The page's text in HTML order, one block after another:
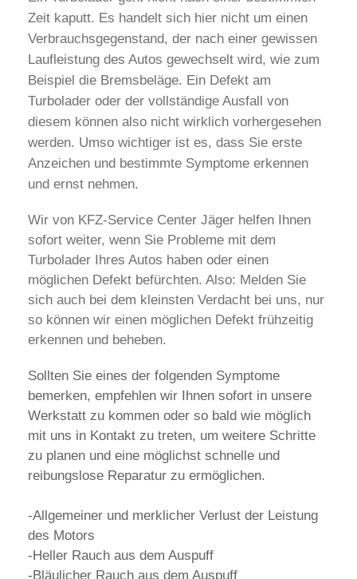
Zeit kaputt. Es handelt sich hier nicht um einen
Verbrauchsgegenstand, der nach einer gewissen
Laufleistung des Autos gewechselt wird, wie zum
Beispiel die Bremsbeläge. Ein Defekt am
Turbolader oder der vollständige Ausfall von
diesem können also nicht wirklich vorhergesehen
werden. Umso wichtiger ist es, dass Sie erste
Anzeichen und bestimmte Symptome erkennen
und ernst nehmen.
Wir von KFZ-Service Center Jäger helfen Ihnen
sofort weiter, wenn Sie Probleme mit dem
Turbolader Ihres Autos haben oder einen
möglichen Defekt befürchten. Also: Melden Sie
sich auch bei dem kleinsten Verdacht bei uns, nur
so können wir einen möglichen Defekt frühzeitig
erkennen und beheben.
Sollten Sie eines der folgenden Symptome
bemerken, empfehlen wir Ihnen sofort in unsere
Werkstatt zu kommen oder so bald wie möglich
mit uns in Kontakt zu treten, um weitere Schritte
zu planen und eine möglichst schnelle und
reibungslose Reparatur zu ermöglichen.
-Allgemeiner und merklicher Verlust der Leistung
des Motors
-Heller Rauch aus dem Auspuff
-Bläulicher Rauch aus dem Auspuff